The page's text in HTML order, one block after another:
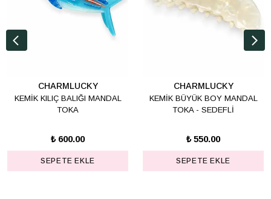
CHARMLUCKY
KEMİK KILIÇ BALIĞI MANDAL
TOKA
₺ 600.00
SEPETE EKLE
CHARMLUCKY
KEMİK BÜYÜK BOY MANDAL
TOKA - SEDEFLİ
₺ 550.00
SEPETE EKLE